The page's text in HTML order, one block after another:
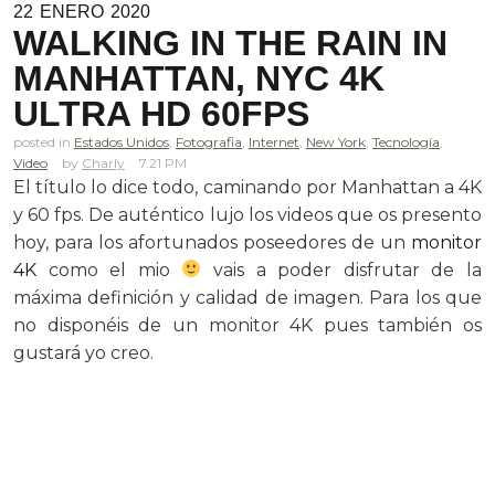
22 ENERO 2020
WALKING IN THE RAIN IN
MANHATTAN, NYC 4K
ULTRA HD 60FPS
posted in Estados Unidos Fotografia Internet New York Tecnología
Video
Charly 7.21 PM
El título lo dice todo, caminando por Manhattan a 4K
y 60 fps. De auténtico lujo los videos que os presento
hoy, para los afortunados poseedores de un monitor
4K como el mio
vais a poder disfrutar de la
máxima definición y calidad de imagen. Para los que
no disponéis de un monitor 4K pues también os
gustará yo creo.